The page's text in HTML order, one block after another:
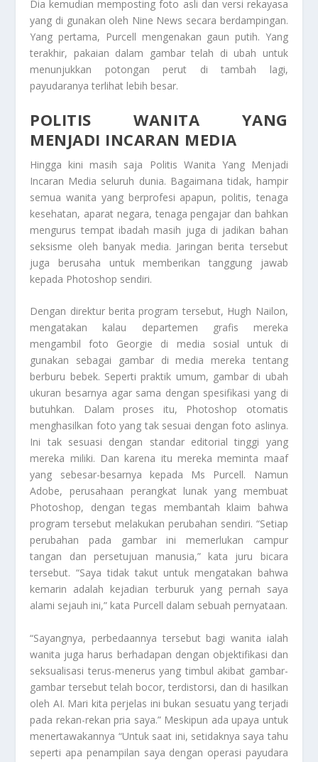
Dia kemudian memposting foto asli dan versi rekayasa
yang di gunakan oleh Nine News secara berdampingan.
Yang pertama, Purcell mengenakan gaun putih. Yang
terakhir, pakaian dalam gambar telah di ubah untuk
menunjukkan potongan perut di tambah lagi,
payudaranya terlihat lebih besar.
POLITIS WANITA YANG
MENJADI INCARAN MEDIA
Hingga kini masih saja
Politis Wanita Yang Menjadi
Incaran Media seluruh dunia. Bagaimana tidak, hampir
semua wanita yang berprofesi apapun, politis, tenaga
kesehatan, aparat negara, tenaga pengajar dan bahkan
mengurus tempat ibadah masih juga di jadikan bahan
seksisme oleh banyak media. Jaringan berita tersebut
juga berusaha untuk memberikan tanggung jawab
kepada Photoshop sendiri.
Dengan direktur berita program tersebut, Hugh Nailon,
mengatakan kalau departemen grafis mereka
mengambil foto Georgie di media sosial untuk di
gunakan sebagai gambar di media mereka tentang
berburu bebek. Seperti praktik umum, gambar di ubah
ukuran besarnya agar sama dengan spesifikasi yang di
butuhkan. Dalam proses itu, Photoshop otomatis
menghasilkan foto yang tak sesuai dengan foto aslinya.
Ini tak sesuasi dengan standar editorial tinggi yang
mereka miliki. Dan karena itu mereka meminta maaf
yang sebesar-besarnya kepada Ms Purcell. Namun
Adobe, perusahaan perangkat lunak yang membuat
Photoshop, dengan tegas membantah klaim bahwa
program tersebut melakukan perubahan sendiri. “Setiap
perubahan pada gambar ini memerlukan campur
tangan dan persetujuan manusia,” kata juru bicara
tersebut. “Saya tidak takut untuk mengatakan bahwa
kemarin adalah kejadian terburuk yang pernah saya
alami sejauh ini,” kata Purcell dalam sebuah pernyataan.
“Sayangnya, perbedaannya tersebut bagi wanita ialah
wanita juga harus berhadapan dengan objektifikasi dan
seksualisasi terus-menerus yang timbul akibat gambar-
gambar tersebut telah bocor, terdistorsi, dan di hasilkan
oleh AI. Mari kita perjelas ini bukan sesuatu yang terjadi
pada rekan-rekan pria saya.” Meskipun ada upaya untuk
menertawakannya “Untuk saat ini, setidaknya saya tahu
seperti apa penampilan saya dengan operasi payudara